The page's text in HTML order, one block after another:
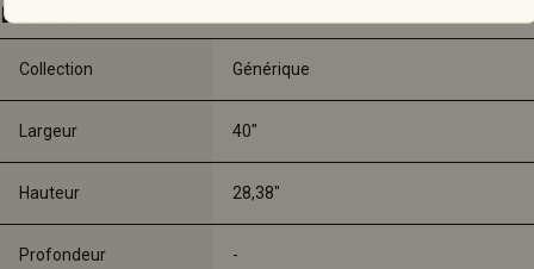
Détails
Collection Générique
Largeur 40"
Hauteur 28,38"
Profondeur -